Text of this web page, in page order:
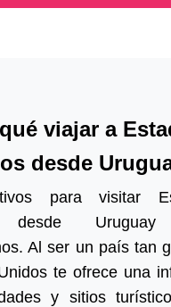
viajar a
desde
para visitar
desde
Al ser un país tan
te ofrece una
y sitios